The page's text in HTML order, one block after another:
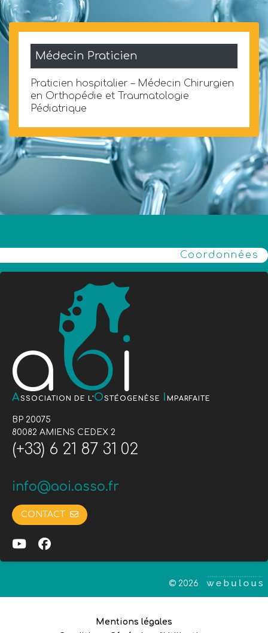
Médecin Praticien
Praticien hospitalier – Médecin Chirurgien
en Orthopédie et Traumatologie
Pédiatrique
Coordonnées
ASSOCIATION DE L'OSTÉOGENÈSE I MPARFAITE
BP 20075
80082 AMIENS CEDEX 2
(+33) 6 21 87 31 02
info@aoi.asso.fr
CONTACT
© 2026
Mentions légales